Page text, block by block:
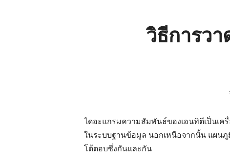
วิธีการว
ไดอะแกรมความสัมพันธ์ของเอนทิตีเป็นเ
ในระบบฐานข้อมูล นอกเหนือจากนั้น แผน
โต้ตอบซึ่งกันและกัน